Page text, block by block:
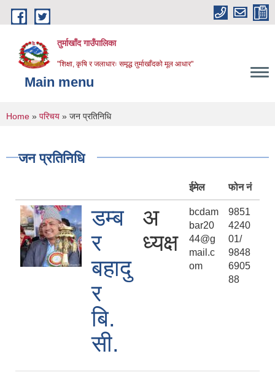
Skip to main content
तुर्माखाँद गाउँपालिका
"शिक्षा, कृषि र जलाधारः समृद्ध तुर्माखाँदको मूल आधार"
Main menu
You are here
Home » परिचय » जन प्रतिनिधि
जन प्रतिनिधि
ईमेल फोन नं
डम्ब
र
बहादु
र
बि.
सी.
अ
ध्यक्ष
bcdam
bar20
44@g
mail.c
om
9851
4240
01/
9848
6905
88